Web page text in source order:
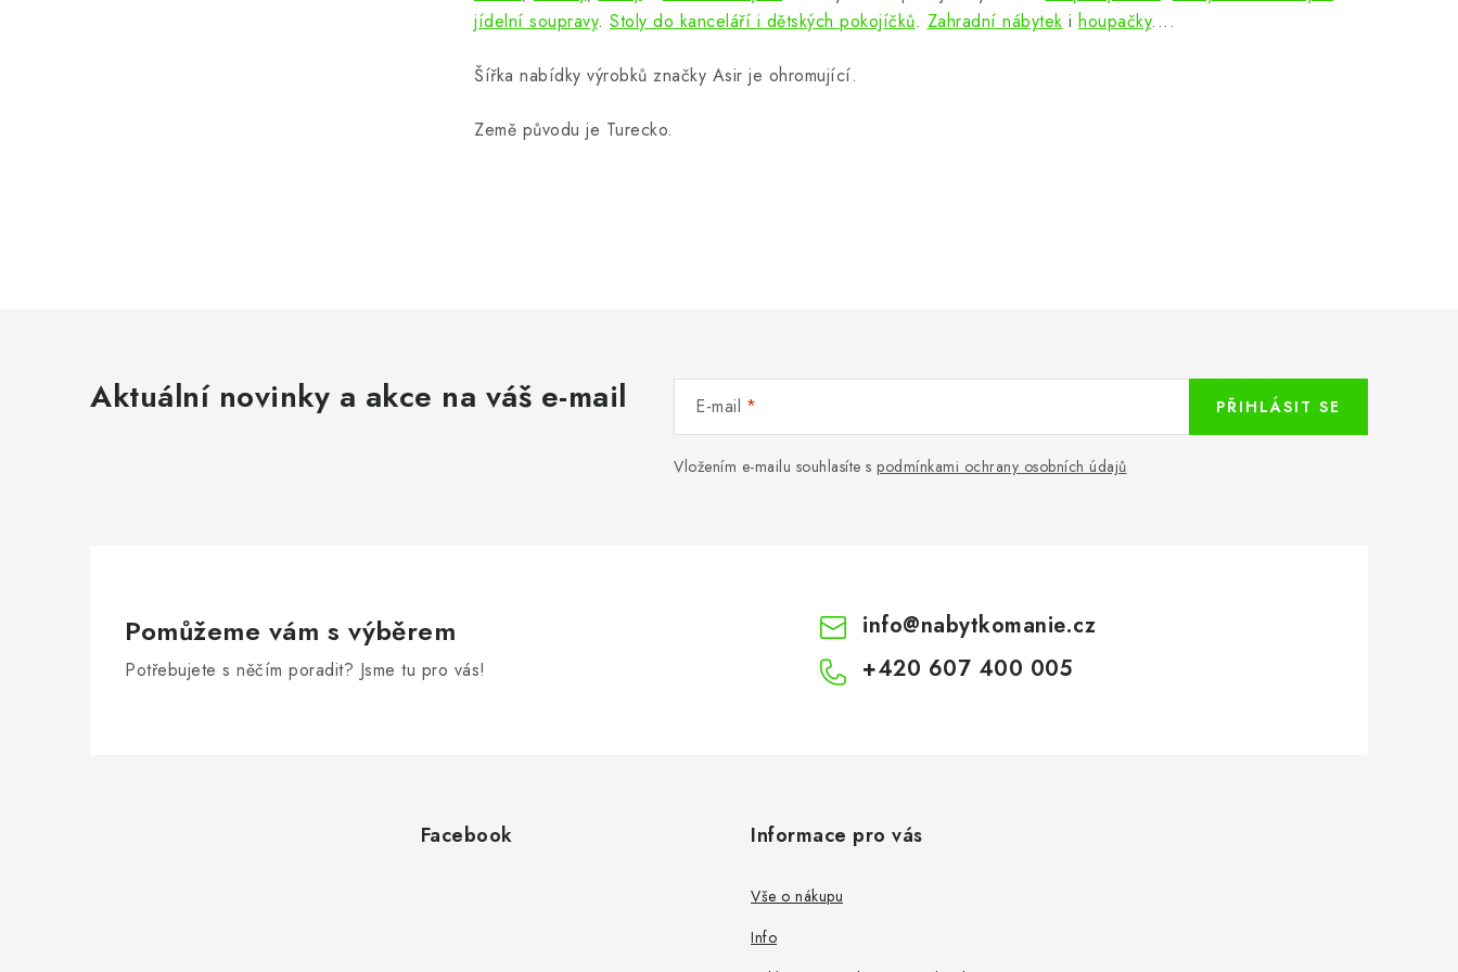
jídelní soupravy. Stoly do kanceláří i dětských pokojíčků. Zahradní nábytek i houpačky....
Šířka nabídky výrobků značky Asir je ohromující.
Země původu je Turecko.
Aktuální novinky a akce na váš e-mail E-mail
Vložením e-mailu souhlasíte s podmínkami ochrany osobních údajů
PŘIHLÁSIT SE
Pomůžeme vám s výběrem
Potřebujete s něčím poradit? Jsme tu pro vás!
info@nabytkomanie.cz
+420 607 400 005
Facebook Informace pro vás
Vše o nákupu
Info